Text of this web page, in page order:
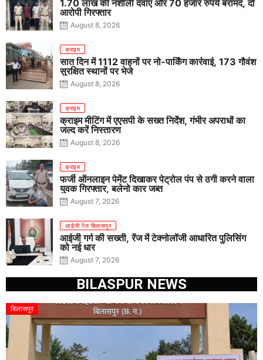
1.70 लाख की नशीली दवाएं और 70 हजार रुपये बरामद, दो
आरोपी गिरफ्तार
August 8, 2026
क्राइम
सात दिन में 1112 वाहनों पर नो-पार्किंग कार्रवाई, 173 गौवंश
सुरक्षित स्थानों पर भेजे
August 8, 2026
क्राइम
क्राइम मीटिंग में एएसपी के सख्त निर्देश, गंभीर अपराधों का
जल्द करें निस्तारण
August 8, 2026
क्राइम
फर्जी ऑनलाइन पेमेंट दिखाकर पेट्रोल पंप से ठगी करने वाला
युवक गिरफ्तार, बलेनो कार जब्त
August 7, 2026
आईजी रेंज बिलासपुर
आईजी गर्ग की सख्ती, रेंज में टेक्नोलॉजी आधारित पुलिसिंग
को नई धार
August 7, 2026
BILASPUR NEWS
बिलासपुर